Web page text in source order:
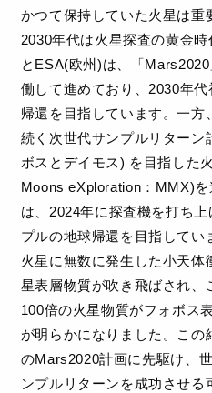
かつて保持していた火星は重
2030年代は火星探査の⻩金
とESA(欧州)は、「
働して進めており、2030年
帰還を目指しています。一
続く次世代サンプルリターン
ボスとデイモス) を目指した
Moons eXploration：MMX)
は、2024年に探査機を打ち
プルの地球帰還を目指してい
火星に無数に発生した小天体
星表層物質が吹き飛ばされ
100倍の火星物質がフォボス
が明らかになりました。こ
のMars2020計画に先駆け、
ンプルリターンを成功させる